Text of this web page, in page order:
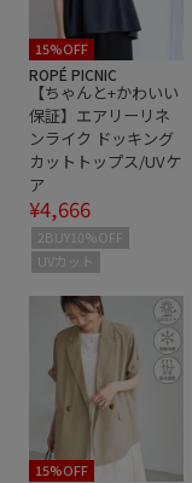
15%OFF
ROPÉ PICNIC
【ちゃんと+かわいい
保証】エアリーリネ
ンライク ドッキング
カットトップス/UVケ
ア
¥4,666
2BUY10%OFF
UVカット
15%OFF